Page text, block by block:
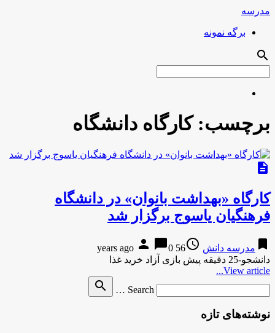
مدرسه
برگه نمونه
search
برچسب:کارگاه دانشگاه
description
کارگاه «بهداشت بانوان» در دانشگاه
فرهنگیان یاسوج برگزار شد
bookmark مدرسه دانش access_time
56 years ago
person chat_bubble0
دانشجو-25 دقیقه پیش بازی آزاد خرید غذا
View article...
Search …
search
نوشته‌های تازه